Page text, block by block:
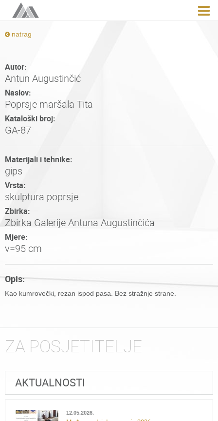
natrag
Autor:
Antun Augustinčić
Naslov:
Poprsje maršala Tita
Kataloški broj:
GA-87
Materijali i tehnike:
gips
Vrsta:
skulptura poprsje
Zbirka:
Zbirka Galerije Antuna Augustinčića
Mjere:
v=95 cm
Opis:
Kao kumrovečki, rezan ispod pasa. Bez stražnje strane.
ZA POSJETITELJE
AKTUALNOSTI
12.05.2026.